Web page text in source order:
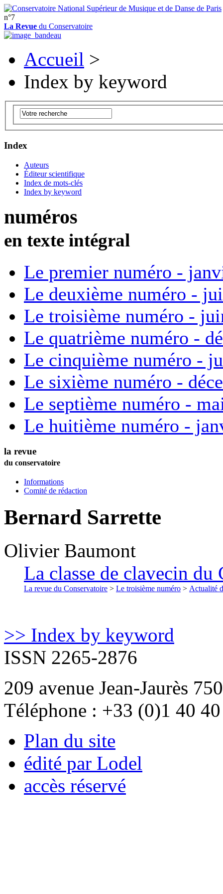
n°7
La Revue du Conservatoire
Accueil >
Index by keyword
Index
Auteurs
Éditeur scientifique
Index de mots-clés
Index by keyword
numéros
en texte intégral
Le premier numéro -
Le deuxième numéro -
Le troisième numéro -
Le quatrième numéro -
Le cinquième numéro -
Le sixième numéro -
Le septième numéro -
Le huitième numéro -
la revue
du conservatoire
Informations
Comité de rédaction
Bernard Sarrette
Olivier Baumont
La classe de clavecin du
La revue du Conservatoire > Le troisième numéro > Actualité
>> Index by keyword
ISSN 2265-2876
209 avenue Jean-Jaurès
Téléphone : +33 (0)1 40
Plan du site
édité par Lodel
accès réservé